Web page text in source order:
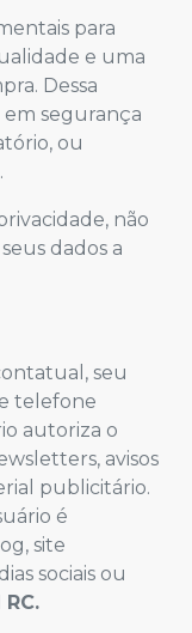
para
e uma
Dessa
segurança
ou
não
dados a
seu
telefone
autoriza o
avisos
publicitário.
é
site
sociais ou